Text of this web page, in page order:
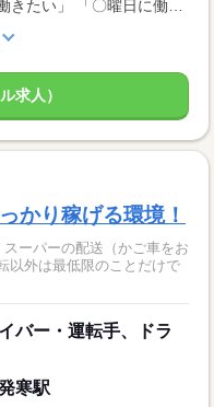
求人）
かり稼げる環境！
ーパーの配送（かご車をお
以外は最低限のことだけで
バー・運転手、ドラ
寒駅